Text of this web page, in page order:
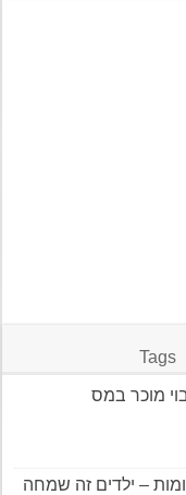
Tags
מוכר במס